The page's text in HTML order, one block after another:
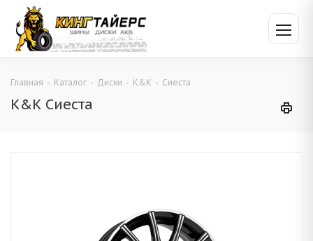
Главная - Каталог - Диски - K&K - Сиеста
K&K Сиеста